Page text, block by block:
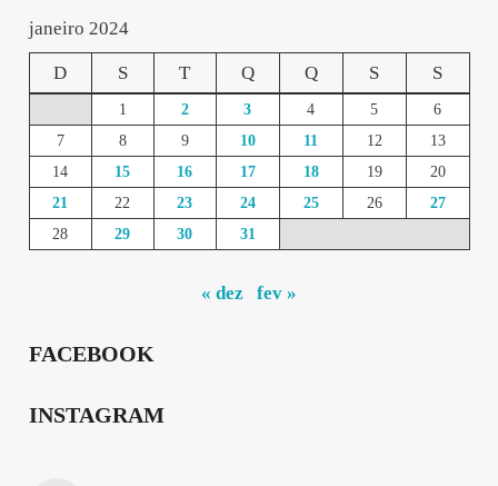
janeiro 2024
D S T Q Q S S
1 2 3 4 5
6
7
8 9 10 11 12
13
14
15 16 17 18 19
20
21
22 23 24 25 26
27
28
29 30 31
« dez fev »
FACEBOOK
INSTAGRAM